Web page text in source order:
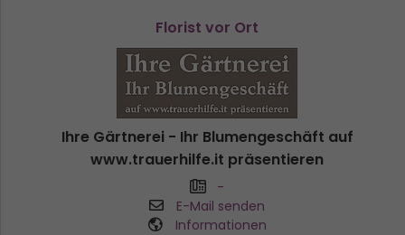
Florist vor Ort
Ihre Gärtnerei - Ihr Blumengeschäft auf
www.trauerhilfe.it präsentieren
-
E-Mail senden
Informationen